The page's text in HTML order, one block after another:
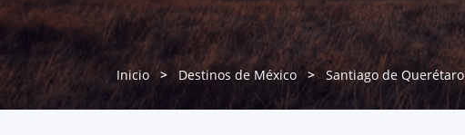
Inicio Destinos de México Santiago de Querétaro